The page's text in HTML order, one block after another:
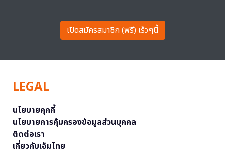
เปิดสมัครสมาชิก (ฟรี) เร็วๆนี้
LEGAL
นโยบายคุกกี้
นโยบายการคุ้มครองข้อมูลส่วนบุคคล
ติดต่อเรา
เกี่ยวกับเอ็มไทย